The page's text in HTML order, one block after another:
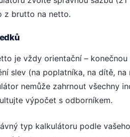
z brutto na netto.
je vždy orientační –
slev (na poplatníka, na dítě, na
nemůže zahrnout všechny
výpočet s odborníkem.
typ kalkulátoru podle